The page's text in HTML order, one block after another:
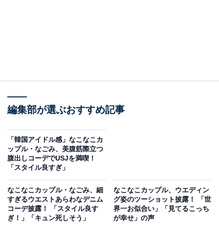
編集部が選ぶおすすめ記事
「韓国アイドル感」なこなこカ
ップル・なごみ、美腹筋際立つ
腹出しコーデでUSJを満喫！
「スタイル良すぎ」
なこなこカップル・なごみ、細
すぎるウエストあらわなデニム
コーデ披露！ 「スタイル良す
ぎ！」「キュン死しそう」
なこなこカップル、ウエディン
グ姿のツーショット披露！ 「世
界一お似合い」「見てるこっち
が幸せ」の声